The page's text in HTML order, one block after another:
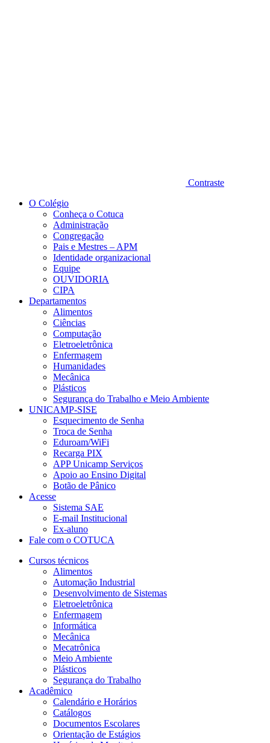
Contraste
O Colégio
Conheça o Cotuca
Administração
Congregação
Pais e Mestres – APM
Identidade organizacional
Equipe
OUVIDORIA
CIPA
Departamentos
Alimentos
Ciências
Computação
Eletroeletrônica
Enfermagem
Humanidades
Mecânica
Plásticos
Segurança do Trabalho e Meio Ambiente
UNICAMP-SISE
Esquecimento de Senha
Troca de Senha
Eduroam/WiFi
Recarga PIX
APP Unicamp Serviços
Apoio ao Ensino Digital
Botão de Pânico
Acesse
Sistema SAE
E-mail Institucional
Ex-aluno
Fale com o COTUCA
Cursos técnicos
Alimentos
Automação Industrial
Desenvolvimento de Sistemas
Eletroeletrônica
Enfermagem
Informática
Mecânica
Mecatrônica
Meio Ambiente
Plásticos
Segurança do Trabalho
Acadêmico
Calendário e Horários
Catálogos
Documentos Escolares
Orientação de Estágios